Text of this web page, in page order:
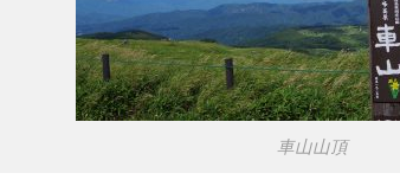
車山山頂